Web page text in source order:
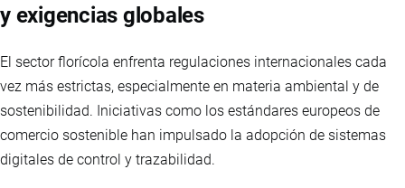
y exigencias globales
El sector florícola enfrenta regulaciones internacionales cada
vez más estrictas, especialmente en materia ambiental y de
sostenibilidad. Iniciativas como los estándares europeos de
comercio sostenible han impulsado la adopción de sistemas
digitales de control y trazabilidad.